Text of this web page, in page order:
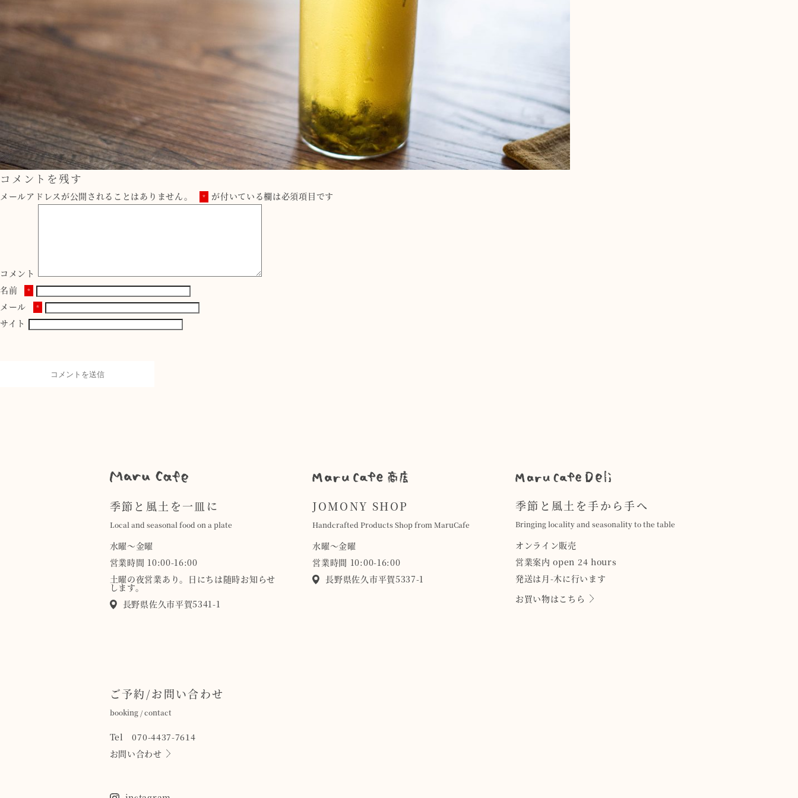
コメントを残す
メールアドレスが公開されることはありません。 * が付いている欄は必須項目です
コメント
名前
*
メール *
サイト
季節と風土を一皿に
Local and seasonal food on a plate
水曜〜金曜
営業時間 10:00-16:00
土曜の夜営業あり。日にちは随時お知らせ
します。
長野県佐久市平賀5341-1
JOMONY SHOP
Handcrafted Products Shop from MaruCafe
水曜〜金曜
営業時間 10:00-16:00
長野県佐久市平賀5337-1
季節と風土を手から手へ
Bringing locality and seasonality to the table
オンライン販売
営業案内 open 24 hours
発送は月-木に行います
お買い物はこちら
ご予約/お問い合わせ
booking / contact
Tel 070-4437-7614
お問い合わせ